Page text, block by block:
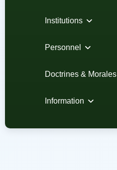
Institutions
Personnel
Doctrines & Morales
Information